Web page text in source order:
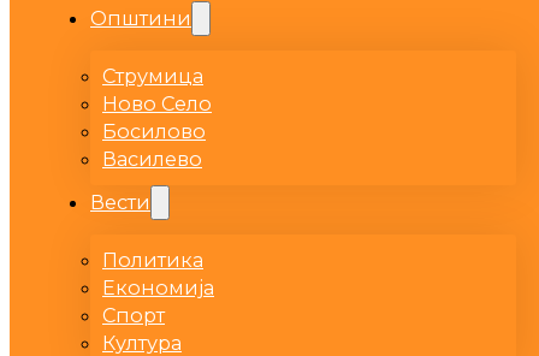
Општини
Струмица
Ново Село
Босилово
Василево
Вести
Политика
Економија
Спорт
Култура